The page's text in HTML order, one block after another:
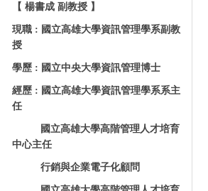
【 楊書成 副教授 】
現職 : 國立高雄大學資訊管理學系副教
授
學歷 : 國立中央大學資訊管理博士
經歷 : 國立高雄大學資訊管理學系系主
任
國立高雄大學高階管理人才培育
中心主任
行銷與企業電子化顧問